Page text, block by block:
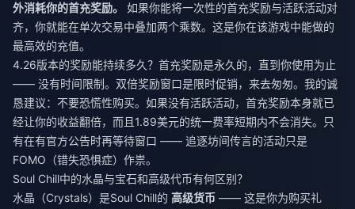
外消耗你的首充奖励。
如果你能将一次性的首充奖励与活跃活动对
齐，你就能在单次交易中叠加两个乘数。这是你在该游戏中能做的
最高效的充值。
4.26版本的奖励能持续多久？首充奖励是永久的，直到你使用为止
—— 没有时间限制。双倍奖励窗口是限时促销，来去匆匆。我的诚
恳建议：不要恐慌性购买。如果没有活跃活动，首充奖励本身就已
经让你的收益翻倍，而且1.89美元的统一费率短期内不会消失。只
有在有官方公告时再等待窗口 —— 追逐坊间传言的活动只是
FOMO（错失恐惧症）作祟。
Soul Chill中的水晶与宝石和高级代币有何区别？
水晶（Crystals）是Soul Chill的 高级货币 —— 这是你为购买礼